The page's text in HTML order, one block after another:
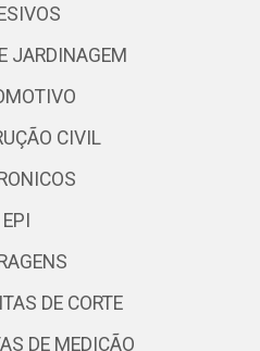
JARDINAGEM
CIVIL
EPI
DE CORTE
DE MEDIÇÃO